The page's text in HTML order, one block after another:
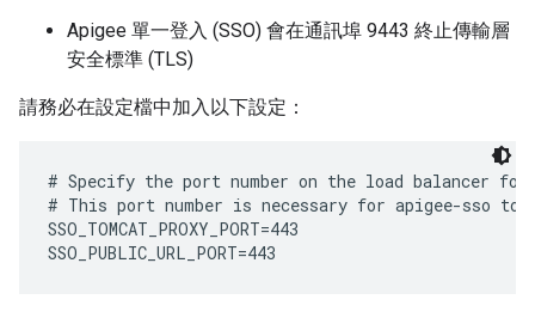
Apigee 單一登入 (SSO) 會在通訊埠 9443 終止傳輸層
安全標準 (TLS)
請務必在設定檔中加入以下設定：
# Specify the port number on the load balancer
# This port number is necessary for apigee-sso to
SSO_TOMCAT_PROXY_PORT=443
SSO_PUBLIC_URL_PORT=443